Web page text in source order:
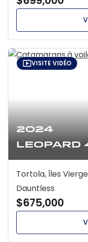
2024
Leopard
VISITE VIDÉO
Tortola, Îles
Dauntless
$675,000